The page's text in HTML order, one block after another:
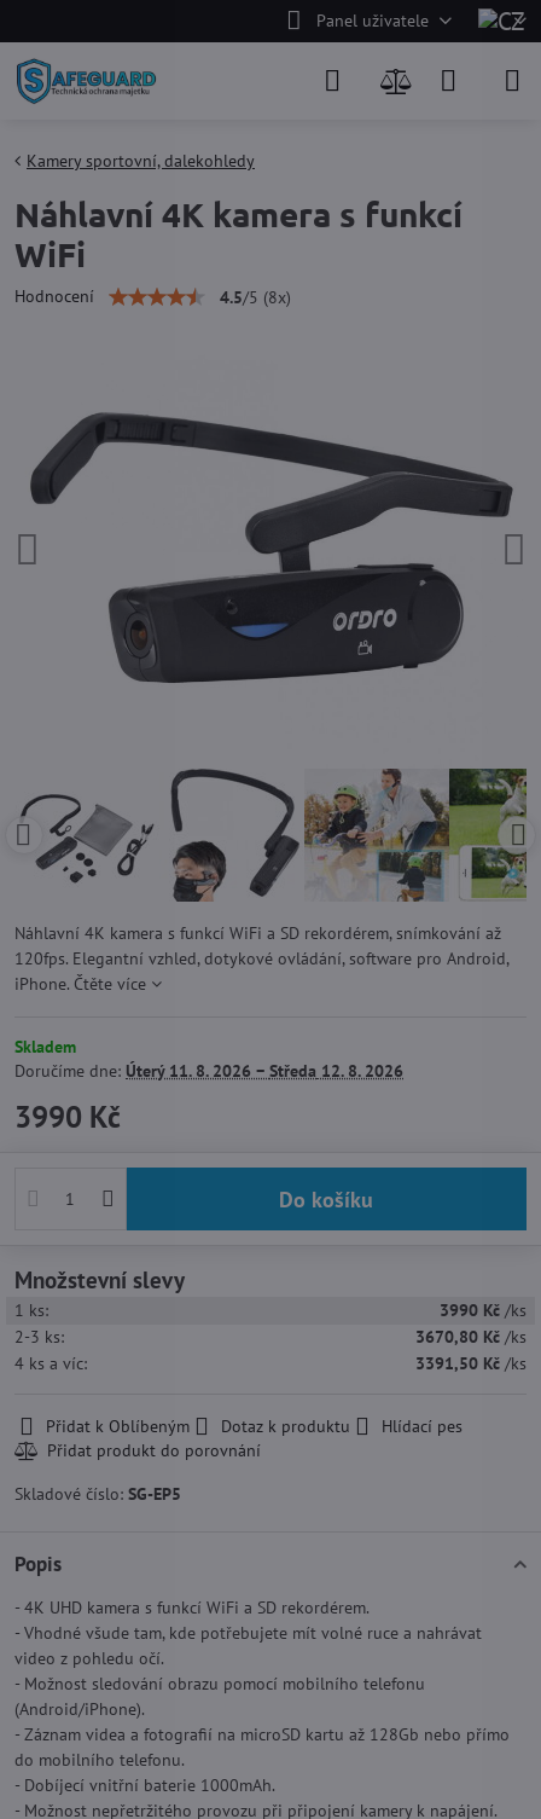
Panel uživatele
Kamery sportovní, dalekohledy
Náhlavní 4K kamera s funkcí
WiFi
Hodnocení 4.5/5 (8x)
Náhlavní 4K kamera s funkcí WiFi a SD rekordérem, snímkování až
120fps. Elegantní vzhled, dotykové ovládání, software pro Android,
iPhone. Čtěte více
Skladem
Doručíme dne: Úterý11. 8. 2026 − Středa 12. 8. 2026
3990 Kč
Do košíku
Množstevní slevy
1 ks: 3990 Kč /ks
2-3 ks: 3670,80 Kč /ks
4 ks a víc: 3391,50 Kč /ks
Přidat k Oblíbeným Dotaz k produktu Hlídací pes
Skladové číslo: SG-EP5
Popis
- 4K UHD kamera s funkcí WiFi a SD rekordérem.
- Vhodné všude tam, kde potřebujete mít volné ruce a nahrávat
video z pohledu očí.
- Možnost sledování obrazu pomocí mobilního telefonu
(Android/iPhone).
- Záznam videa a fotografií na microSD kartu až 128Gb nebo přímo
do mobilního telefonu.
- Dobíjecí vnitřní baterie 1000mAh.
- Možnost nepřetržitého provozu při připojení kamery k napájení.